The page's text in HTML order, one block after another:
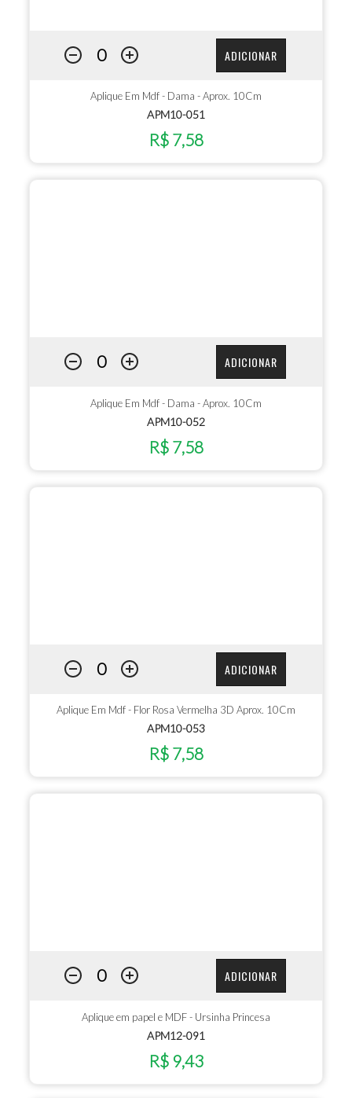
ADICIONAR
Aplique Em Mdf - Dama - Aprox. 10Cm
APM10-051
R$ 7,58
ADICIONAR
Aplique Em Mdf - Dama - Aprox. 10Cm
APM10-052
R$ 7,58
ADICIONAR
Aplique Em Mdf - Flor Rosa Vermelha 3D Aprox. 10Cm
APM10-053
R$ 7,58
ADICIONAR
Aplique em papel e MDF - Ursinha Princesa
APM12-091
R$ 9,43